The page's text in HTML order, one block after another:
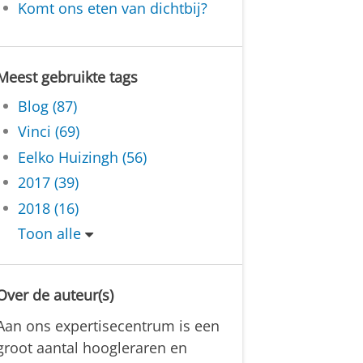
Komt ons eten van dichtbij?
gebruikte tags
Blog (87)
Vinci (69)
Eelko Huizingh (56)
2017 (39)
2018 (16)
Toon alle
de auteur(s)
ons expertisecentrum is een
aantal hoogleraren en